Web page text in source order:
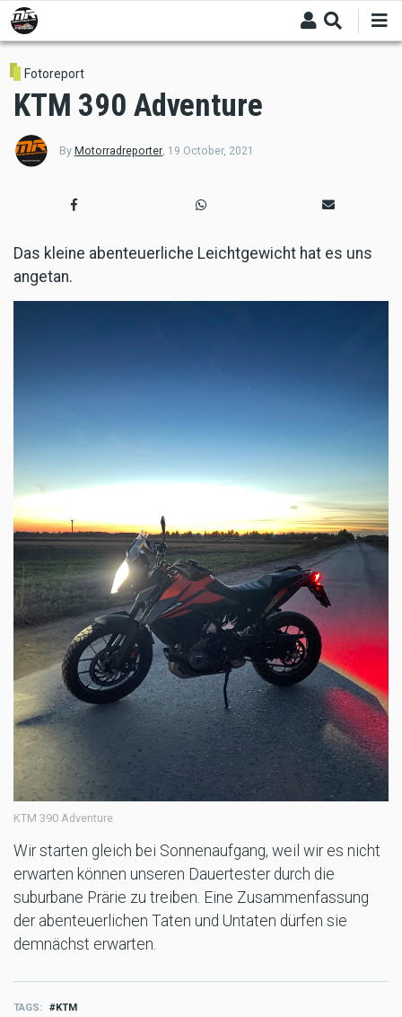
Skip
to
main
content
Fotoreport
KTM 390 Adventure
By Motorradreporter, 19 October, 2021
Das kleine abenteuerliche Leichtgewicht hat es uns
angetan.
KTM 390 Adventure
Wir starten gleich bei Sonnenaufgang, weil wir es nicht
erwarten können unseren Dauertester durch die
suburbane Prärie zu treiben. Eine Zusammenfassung
der abenteuerlichen Taten und Untaten dürfen sie
demnächst erwarten.
TAGS KTM